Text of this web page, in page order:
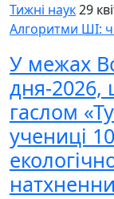
Тижні наук29
Алгоритми ШІ:
У межах
дня-2026,
гаслом
учениці